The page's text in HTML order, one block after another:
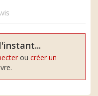
ou créer un